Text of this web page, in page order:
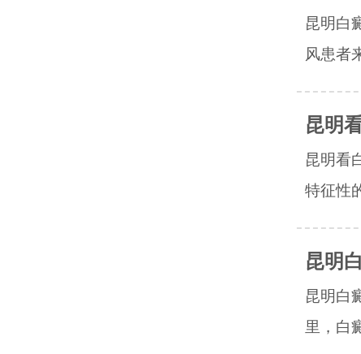
昆明白
风患者
昆明
昆明看
特征性
昆明
昆明白
里，白